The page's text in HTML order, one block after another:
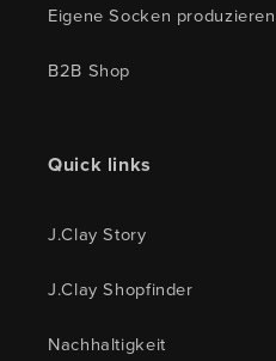
Eigene Socken produzieren
B2B Shop
Quick links
J.Clay Story
J.Clay Shopfinder
Nachhaltigkeit